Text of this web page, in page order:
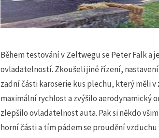
Během testování v Zeltwegu se Peter Falk a
ovladatelností. Zkoušeli jiné řízení,
zadní části karoserie kus plechu, který měli
maximální rychlost a zvýšilo aerodynamický
zlepšilo ovladatelnost auta. Pak si někdo
horní části a tím pádem se proudění